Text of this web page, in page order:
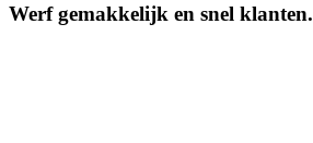
Werf gemakkelijk en snel klanten.